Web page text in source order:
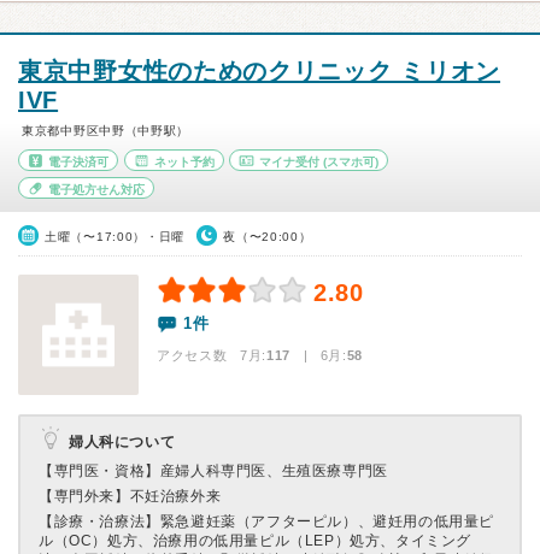
東京中野女性のためのクリニック ミリオン
IVF
東京都中野区中野（中野駅）
電子決済可 ネット予約 マイナ受付 (スマホ可)
電子処方せん対応
土曜（〜17:00）・日曜 夜（〜20:00）
2.80
1件
アクセス数 7月:117 | 6月:58
婦人科について
【専門医・資格】 産婦人科専門医、生殖医療専門医
【専門外来】 不妊治療外来
【診療・治療法】 緊急避妊薬（アフターピル）、避妊用の低用量ピ
ル（OC）処方、治療用の低用量ピル（LEP）処方、タイミング